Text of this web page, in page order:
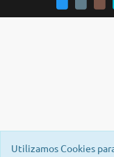
Utilizamos Cookies